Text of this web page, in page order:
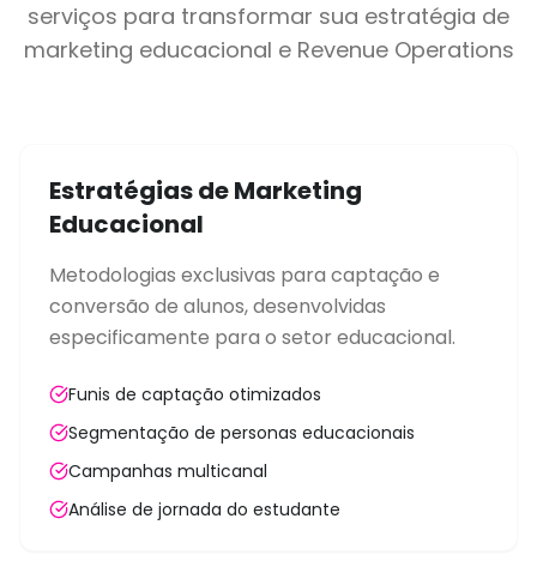
serviços para transformar sua estratégia de
marketing educacional e Revenue Operations
Estratégias de Marketing
Educacional
Metodologias exclusivas para captação e
conversão de alunos, desenvolvidas
especificamente para o setor educacional.
Funis de captação otimizados
Segmentação de personas educacionais
Campanhas multicanal
Análise de jornada do estudante